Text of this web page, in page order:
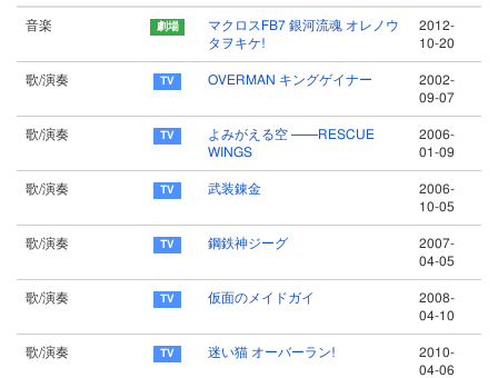
音楽
マクロスFB7 銀河流魂 オレノウ
タヲキケ!
2012-
10-20
歌/演奏 OVERMAN キングゲイナー
2002-
09-07
歌/演奏
よみがえる空 ──RESCUE
WINGS
2006-
01-09
歌/演奏 武装錬金
2006-
10-05
歌/演奏 鋼鉄神ジーグ
2007-
04-05
歌/演奏 仮面のメイドガイ
2008-
04-10
歌/演奏 迷い猫 オーバーラン!
2010-
04-06